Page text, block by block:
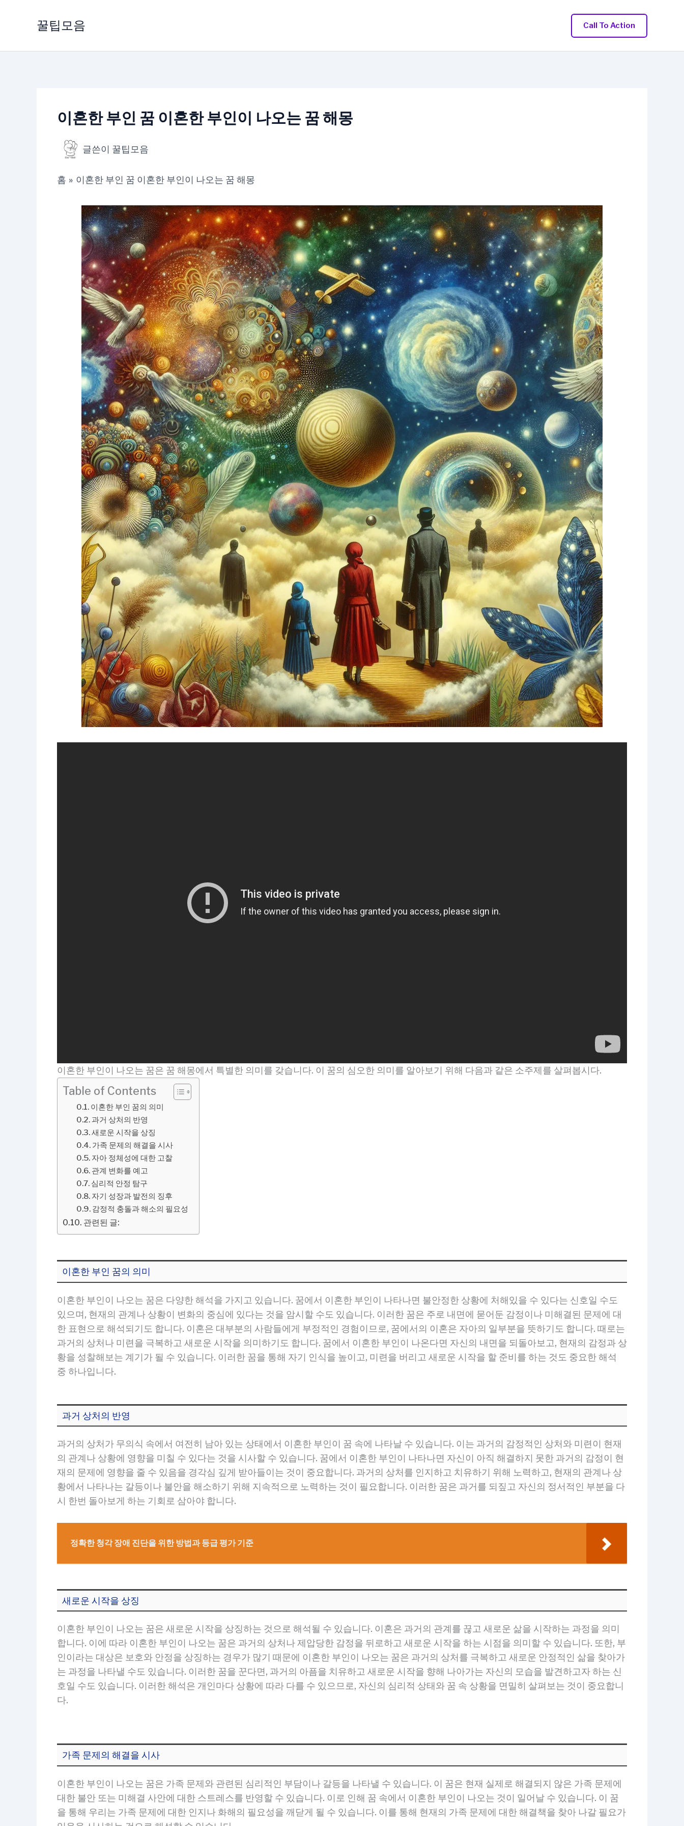
로
꿀팁모음 Call To Action
이혼한 부인 꿈 이혼한 부인이 나오는 꿈 해몽
글쓴이 꿀팁모음
홈 이혼한 부인 꿈 이혼한 부인이 나오는 꿈 해몽
이혼한 부인이 나오는 꿈은 꿈 해몽에서 특별한 의미를 갖습니다. 이 꿈의 심오한 의미를 알아보기 위해 다음과 같은 소주제를 살펴봅시다.
Table of Contents
이혼한 부인 꿈의 의미
과거 상처의 반영
새로운 시작을 상징
가족 문제의 해결을 시사
자아 정체성에 대한 고찰
관계 변화를 예고
심리적 안정 탐구
자기 성장과 발전의 징후
감정적 충돌과 해소의 필요성
관련된 글:
이혼한 부인 꿈의 의미
이혼한 부인이 나오는 꿈은 다양한 해석을 가지고 있습니다. 꿈에서 이혼한 부인이 나타나면 불안정한 상황에 처해있을 수 있다는 신호일 수도
있으며, 현재의 관계나 상황이 변화의 중심에 있다는 것을 암시할 수도 있습니다. 이러한 꿈은 주로 내면에 묻어둔 감정이나 미해결된 문제에 대
한 표현으로 해석되기도 합니다. 이혼은 대부분의 사람들에게 부정적인 경험이므로, 꿈에서의 이혼은 자아의 일부분을 뜻하기도 합니다. 때로는
과거의 상처나 미련을 극복하고 새로운 시작을 의미하기도 합니다. 꿈에서 이혼한 부인이 나온다면 자신의 내면을 되돌아보고, 현재의 감정과 상
황을 성찰해보는 계기가 될 수 있습니다. 이러한 꿈을 통해 자기 인식을 높이고, 미련을 버리고 새로운 시작을 할 준비를 하는 것도 중요한 해석
중 하나입니다.
과거 상처의 반영
과거의 상처가 무의식 속에서 여전히 남아 있는 상태에서 이혼한 부인이 꿈 속에 나타날 수 있습니다. 이는 과거의 감정적인 상처와 미련이 현재
의 관계나 상황에 영향을 미칠 수 있다는 것을 시사할 수 있습니다. 꿈에서 이혼한 부인이 나타나면 자신이 아직 해결하지 못한 과거의 감정이 현
재의 문제에 영향을 줄 수 있음을 경각심 깊게 받아들이는 것이 중요합니다. 과거의 상처를 인지하고 치유하기 위해 노력하고, 현재의 관계나 상
황에서 나타나는 갈등이나 불안을 해소하기 위해 지속적으로 노력하는 것이 필요합니다. 이러한 꿈은 과거를 되짚고 자신의 정서적인 부분을 다
시 한번 돌아보게 하는 기회로 삼아야 합니다.
정확한 청각 장애 진단을 위한 방법과 등급 평가 기준
새로운 시작을 상징
이혼한 부인이 나오는 꿈은 새로운 시작을 상징하는 것으로 해석될 수 있습니다. 이혼은 과거의 관계를 끊고 새로운 삶을 시작하는 과정을 의미
합니다. 이에 따라 이혼한 부인이 나오는 꿈은 과거의 상처나 제압당한 감정을 뒤로하고 새로운 시작을 하는 시점을 의미할 수 있습니다. 또한, 부
인이라는 대상은 보호와 안정을 상징하는 경우가 많기 때문에 이혼한 부인이 나오는 꿈은 과거의 상처를 극복하고 새로운 안정적인 삶을 찾아가
는 과정을 나타낼 수도 있습니다. 이러한 꿈을 꾼다면, 과거의 아픔을 치유하고 새로운 시작을 향해 나아가는 자신의 모습을 발견하고자 하는 신
호일 수도 있습니다. 이러한 해석은 개인마다 상황에 따라 다를 수 있으므로, 자신의 심리적 상태와 꿈 속 상황을 면밀히 살펴보는 것이 중요합니
다.
가족 문제의 해결을 시사
이혼한 부인이 나오는 꿈은 가족 문제와 관련된 심리적인 부담이나 갈등을 나타낼 수 있습니다. 이 꿈은 현재 실제로 해결되지 않은 가족 문제에
대한 불안 또는 미해결 사안에 대한 스트레스를 반영할 수 있습니다. 이로 인해 꿈 속에서 이혼한 부인이 나오는 것이 일어날 수 있습니다. 이 꿈
을 통해 우리는 가족 문제에 대한 인지나 화해의 필요성을 깨닫게 될 수 있습니다. 이를 통해 현재의 가족 문제에 대한 해결책을 찾아 나갈 필요가